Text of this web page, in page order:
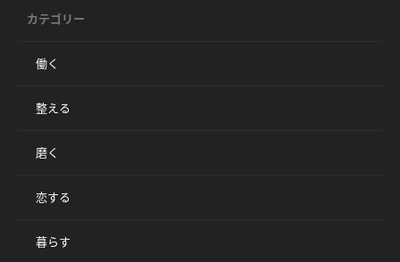
カテゴリー
働く
整える
磨く
恋する
暮らす